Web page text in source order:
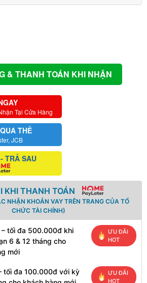
& THANH TOÁN KHI NHẬN
Tại Cửa Hàng
THẺ
JCB
TRẢ SAU
KHI THANH TOÁN
NHẬN KHOẢN VAY TRÊN TRANG CỦA TỔ
CHỨC TÀI CHÍNH)
– tối đa 500.000đ khi
6 & 12 tháng cho
mới
ƯU ĐÃI
HOT
tối đa 100.000đ với kỳ
ƯU ĐÃI
HOT